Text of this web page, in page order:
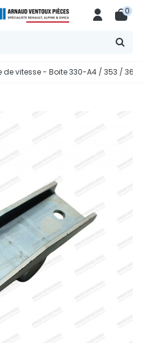
0
vitesse - Boite 330-A4 / 353 / 364